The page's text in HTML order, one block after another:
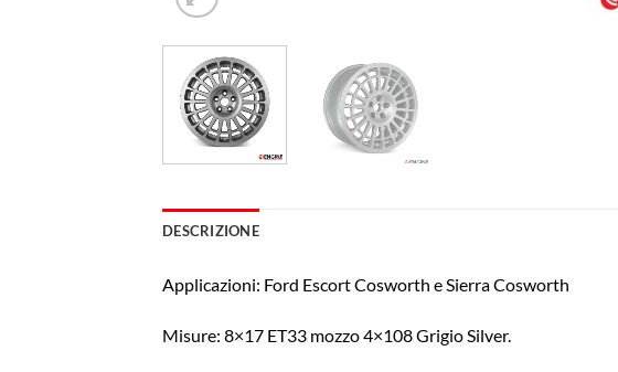
DESCRIZIONE
Applicazioni: Ford Escort Cosworth e Sierra Cosworth
Misure: 8×17 ET33 mozzo 4×108 Grigio Silver.